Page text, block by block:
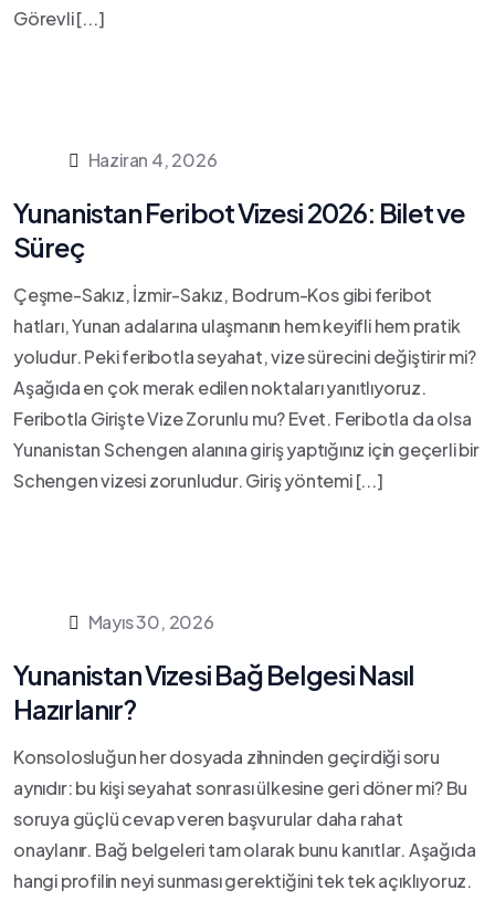
Görevli [...]
Haziran 4, 2026
Yunanistan Feribot Vizesi 2026: Bilet ve
Süreç
Çeşme-Sakız, İzmir-Sakız, Bodrum-Kos gibi feribot
hatları, Yunan adalarına ulaşmanın hem keyifli hem pratik
yoludur. Peki feribotla seyahat, vize sürecini değiştirir mi?
Aşağıda en çok merak edilen noktaları yanıtlıyoruz.
Feribotla Girişte Vize Zorunlu mu? Evet. Feribotla da olsa
Yunanistan Schengen alanına giriş yaptığınız için geçerli bir
Schengen vizesi zorunludur. Giriş yöntemi [...]
Mayıs 30, 2026
Yunanistan Vizesi Bağ Belgesi Nasıl
Hazırlanır?
Konsolosluğun her dosyada zihninden geçirdiği soru
aynıdır: bu kişi seyahat sonrası ülkesine geri döner mi? Bu
soruya güçlü cevap veren başvurular daha rahat
onaylanır. Bağ belgeleri tam olarak bunu kanıtlar. Aşağıda
hangi profilin neyi sunması gerektiğini tek tek açıklıyoruz.